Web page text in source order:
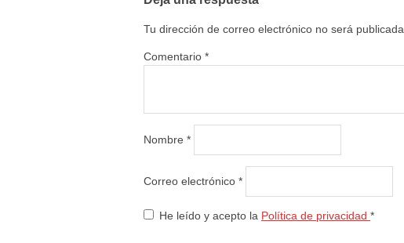
Tu dirección de correo electrónico no será publicada.
Comentario *
Nombre *
Correo electrónico *
He leído y acepto la Política de privacidad *